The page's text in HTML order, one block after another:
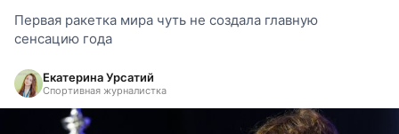
Первая ракетка мира чуть не создала главную
сенсацию года
Екатерина Урсатий
Спортивная журналистка